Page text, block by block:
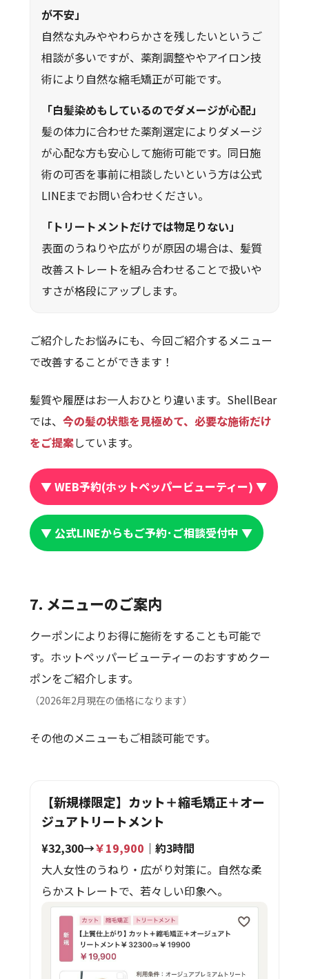
が不安」
自然な丸みややわらかさを残したいというご
相談が多いですが、薬剤調整ややアイロン技
術により自然な縮毛矯正が可能です。
「白髪染めもしているのでダメージが心配」
髪の体力に合わせた薬剤選定によりダメージ
が心配な方も安心して施術可能です。同日施
術の可否を事前に相談したいという方は公式
LINEまでお問い合わせください。
「トリートメントだけでは物足りない」
表面のうねりや広がりが原因の場合は、髪質
改善ストレートを組み合わせることで扱いや
すさが格段にアップします。
ご紹介したお悩みにも、今回ご紹介するメニュー
で改善することができます！
髪質や履歴はお一人おひとり違います。ShellBear
では、 今の髪の状態を見極めて、必要な施術だけ
をご提案しています。
▼ WEB予約(ホットペッパービューティー) ▼
▼ 公式LINEからもご予約･ご相談受付中 ▼
7. メニューのご案内
クーポンによりお得に施術をすることも可能で
す。ホットペッパービューティーのおすすめクー
ポンをご紹介します。
（2026年2月現在の価格になります）
その他のメニューもご相談可能です。
【新規様限定】カット＋縮毛矯正＋オー
ジュアトリートメント
¥32,300→￥19,900 ｜約3時間
大人女性のうねり・広がり対策に。自然な柔
らかストレートで、若々しい印象へ。